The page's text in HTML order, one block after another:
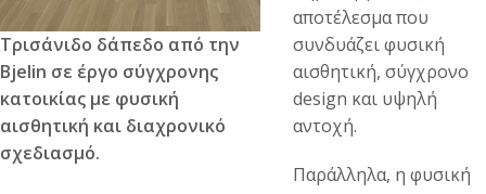
Τρισάνιδο δάπεδο από την
Bjelin σε έργο σύγχρονης
κατοικίας με φυσική
αισθητική και διαχρονικό
σχεδιασμό.
αποτέλεσμα που
συνδυάζει φυσική
αισθητική, σύγχρονο
design και υψηλή
αντοχή.
Παράλληλα, η φυσική